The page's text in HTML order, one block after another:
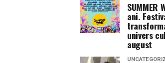
SUMMER
ani.
univers
august